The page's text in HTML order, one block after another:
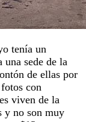
tenía un
una sede de la
de ellas por
con
viven de la
y no son muy